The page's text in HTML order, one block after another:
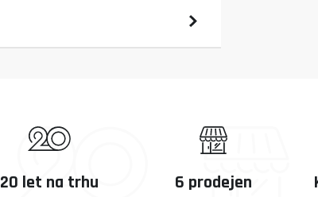
20 let na trhu 6 prodejen